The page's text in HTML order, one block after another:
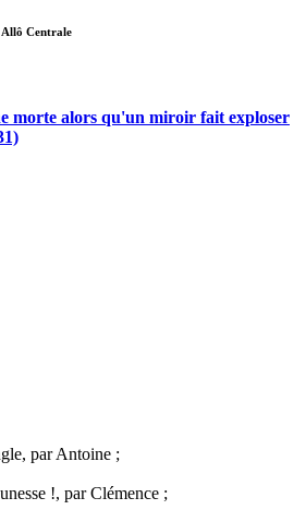
Allô Centrale
morte alors qu'un miroir fait exploser
par Antoine ;
!, par Clémence ;